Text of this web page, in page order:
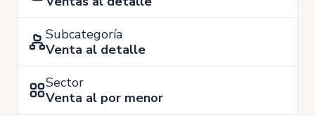
Subcategoría
Venta al detalle
Sector
Venta al por menor